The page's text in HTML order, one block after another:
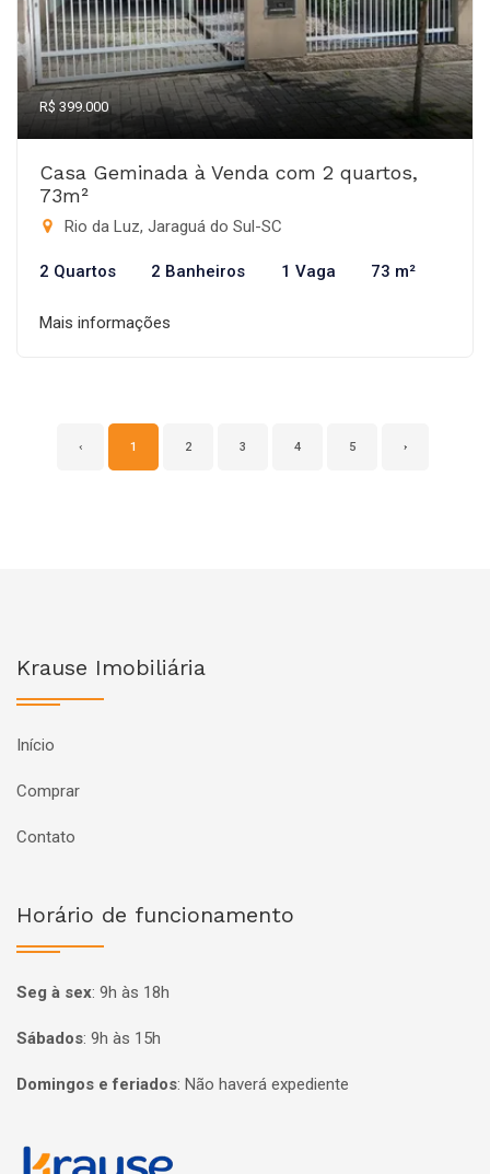
R$ 399.000
Casa Geminada à Venda com 2 quartos,
73m²
Rio da Luz, Jaraguá do Sul-SC
2 Quartos 2 Banheiros 1 Vaga 73 m²
Mais informações
‹ 1 2 3 4 5 ›
Krause Imobiliária
Início
Comprar
Contato
Horário de funcionamento
Seg à sex: 9h às 18h
Sábados: 9h às 15h
Domingos e feriados: Não haverá expediente
Página inicial